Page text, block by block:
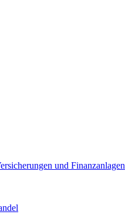
und Finanzanlagen